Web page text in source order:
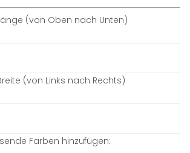
(von Oben nach Unten)
(von Links nach Rechts)
Farben hinzufügen: